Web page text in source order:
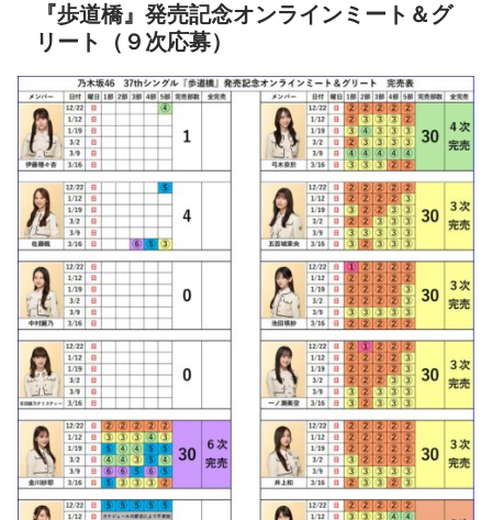
『歩道橋』発売記念オンラインミート＆グ
リート（９次応募）